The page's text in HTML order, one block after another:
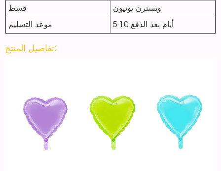
قسط ويسترن يونيون
موعد التسليم 5-10 أيام بعد الدفع
تفاصيل المنتج: